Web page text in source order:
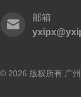
邮箱
© 2026 版权所有 广